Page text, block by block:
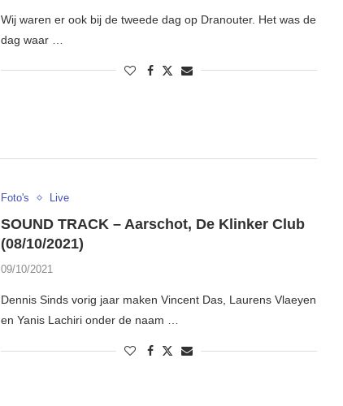
Wij waren er ook bij de tweede dag op Dranouter. Het was de
dag waar …
Foto's Live
SOUND TRACK – Aarschot, De Klinker Club
(08/10/2021)
09/10/2021
Dennis Sinds vorig jaar maken Vincent Das, Laurens Vlaeyen
en Yanis Lachiri onder de naam …